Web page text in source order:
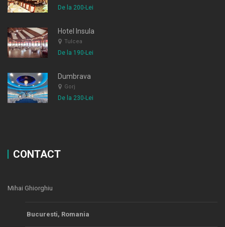
De la 200-Lei
Hotel Insula
Tulcea
De la 190-Lei
Dumbrava
Gorj
De la 230-Lei
CONTACT
Mihai Ghiorghiu
Bucuresti, Romania